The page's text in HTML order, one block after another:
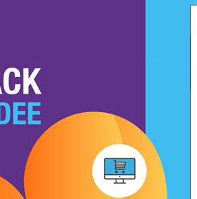
รซื้อขายของฉัน ?
ด้รับการคืนเงิน ?
างไร ?